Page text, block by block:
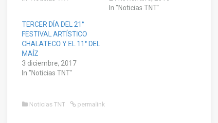
In "Noticias TNT"
TERCER DÍA DEL 21°
FESTIVAL ARTÍSTICO
CHALATECO Y EL 11° DEL
MAÍZ
3 diciembre, 2017
In "Noticias TNT"
Noticias TNT permalink